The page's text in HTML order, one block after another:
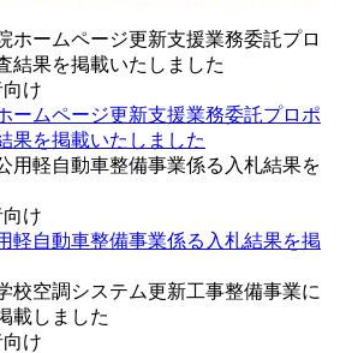
け
ームページ更新支援業務委託プロポ
果を掲載いたしました
け
軽自動車整備事業係る入札結果を掲
け